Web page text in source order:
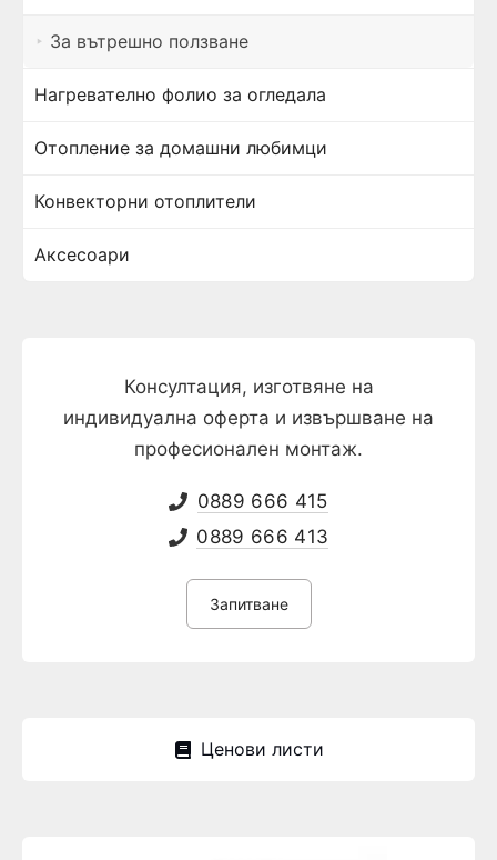
За вътрешно ползване
Нагревателно фолио за огледала
Отопление за домашни любимци
Конвекторни отоплители
Аксесоари
Консултация, изготвяне на
индивидуална оферта и извършване на
професионален монтаж.
0889 666 415
0889 666 413
Запитване
Ценови листи